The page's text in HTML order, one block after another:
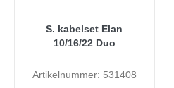
S. kabelset Elan
10/16/22 Duo
Artikelnummer: 531408